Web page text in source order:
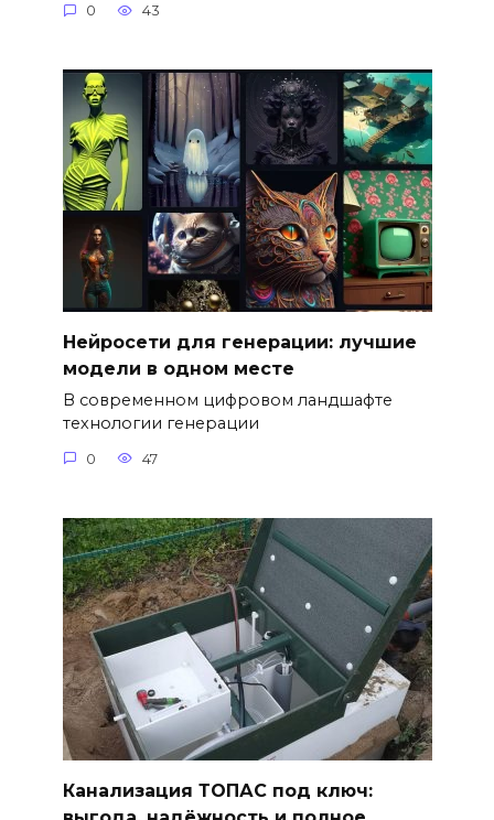
0 43
Нейросети для генерации: лучшие
модели в одном месте
В современном цифровом ландшафте
технологии генерации
0 47
Канализация ТОПАС под ключ: